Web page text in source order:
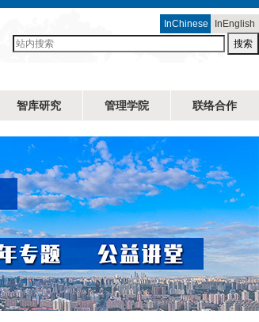
InChinese
InEnglish
搜索
智库研究 管理学院 联络合作